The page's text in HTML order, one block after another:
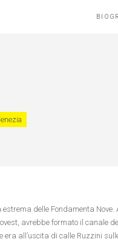
delle Fondamenta
avrebbe formato il canale
all’uscita di calle Ruzzini